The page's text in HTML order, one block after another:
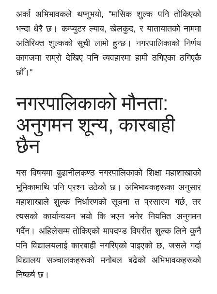
अर्का अभिभावकले थप्नुभयो, "मासिक शुल्क पनि तोकिएको
भन्दा धेरै छ। कम्प्युटर ल्याब, खेलकुद, र यातायातको नाममा
अतिरिक्त शुल्कको सूची लामो हुन्छ। नगरपालिकाको निर्णय
कागजमा राम्रो देखिए पनि व्यवहारमा हामी ठगिएका ठगिएकै
छौँ।"
नगरपालिकाको मौनता:
अनुगमन शून्य, कारबाही
छैन
यस विषयमा बुढानीलकण्ठ नगरपालिकाको शिक्षा महाशाखाको
भूमिकामाथि पनि प्रश्न उठेको छ। अभिभावकहरूका अनुसार
महाशाखाले शुल्क निर्धारणको सूचना त प्रसारण गर्छ, तर
त्यसको कार्यान्वयन भयो कि भएन भनेर नियमित अनुगमन
गर्दैन। अहिलेसम्म तोकिएको मापदण्ड विपरीत शुल्क लिने कुनै
पनि विद्यालयलाई कारबाही नगरिएको पाइएको छ, जसले गर्दा
विद्यालय सञ्चालकहरूको मनोबल बढेको अभिभावकहरूको
निष्कर्ष छ।